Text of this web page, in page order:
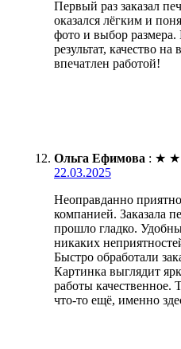
Первый раз заказал
оказался лёгким и
фото и выбор
результат, качество
впечатлен работой!
Ольга Ефимова : ★ ★
22.03.2025
Неоправданно
компанией. Заказала
прошло гладко.
никаких
Быстро обработали
Картинка выглядит
работы качественное.
что-то ещё, именно